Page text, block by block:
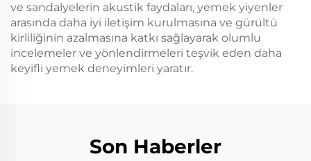
ve sandalyelerin akustik faydaları, yemek yiyenler
arasında daha iyi iletişim kurulmasına ve gürültü
kirliliğinin azalmasına katkı sağlayarak olumlu
incelemeler ve yönlendirmeleri teşvik eden daha
keyifli yemek deneyimleri yaratır.
Son Haberler